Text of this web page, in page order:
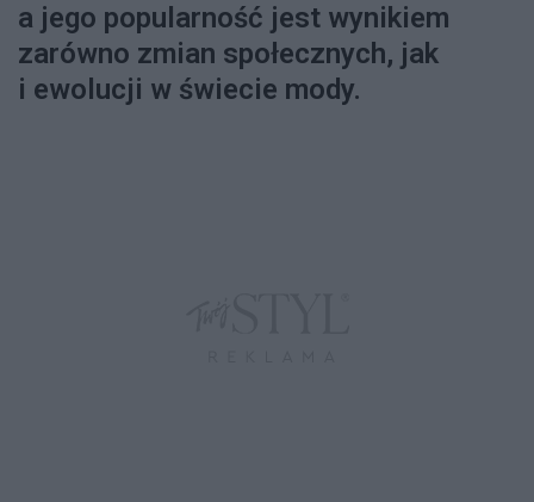
a jego popularność jest wynikiem
zarówno zmian społecznych, jak
i ewolucji w świecie mody.